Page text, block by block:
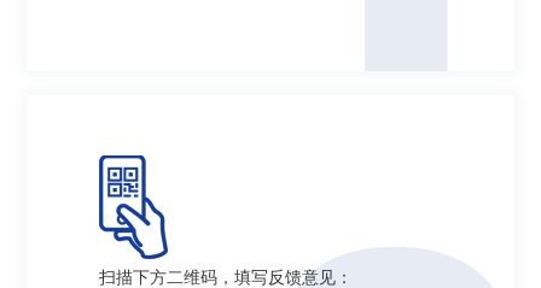
扫描下方二维码，填写反馈意见：